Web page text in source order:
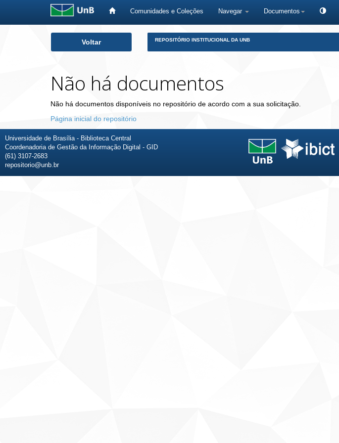
Comunidades e Coleções Navegar Documentos
Voltar REPOSITÓRIO INSTITUCIONAL DA UNB
Não há documentos
Não há documentos disponíveis no repositório de acordo com a sua solicitação.
Página inicial do repositório
Universidade de Brasília - Biblioteca Central
Coordenadoria de Gestão da Informação Digital - GID
(61) 3107-2683
repositorio@unb.br